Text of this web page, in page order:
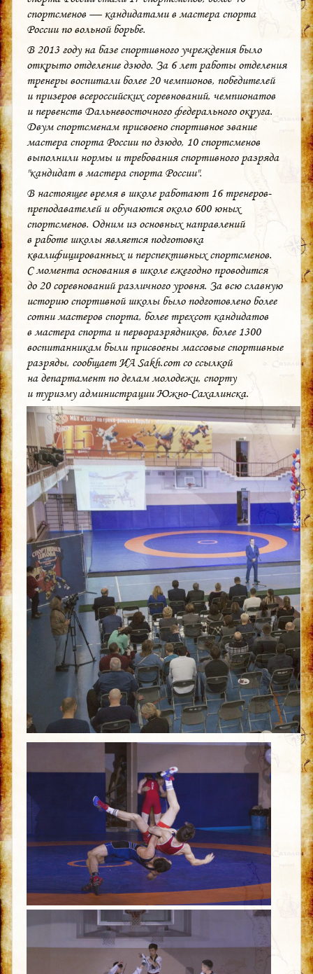
спортсменов — кандидатами в мастера спорта
России по вольной борьбе.
В 2013 году на базе спортивного учреждения было
открыто отделение дзюдо. За 6 лет работы отделения
тренеры воспитали более 20 чемпионов, победителей
и призеров всероссийских соревнований, чемпионатов
и первенств Дальневосточного федерального округа.
Двум спортсменам присвоено спортивное звание
мастера спорта России по дзюдо, 10 спортсменов
выполнили нормы и требования спортивного разряда
"кандидат в мастера спорта России".
В настоящее время в школе работают 16 тренеров-
преподавателей и обучаются около 600 юных
спортсменов. Одним из основных направлений
в работе школы является подготовка
квалифицированных и перспективных спортсменов.
С момента основания в школе ежегодно проводится
до 20 соревнований различного уровня. За всю славную
историю спортивной школы было подготовлено более
сотни мастеров спорта, более трехсот кандидатов
в мастера спорта и перворазрядников, более 1300
воспитанникам были присвоены массовые спортивные
разряды, сообщает ИА Sakh.com со ссылкой
на департамент по делам молодежи, спорту
и туризму администрации Южно-Сахалинска.